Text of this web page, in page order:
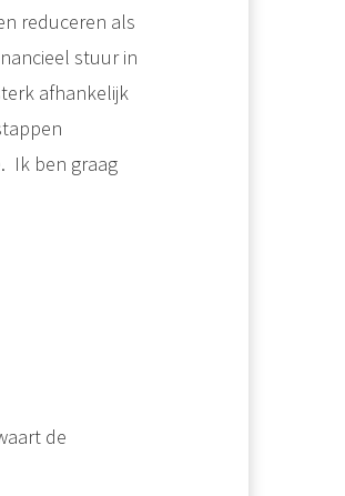
reduceren als
stuur in
afhankelijk
Ik ben graag
de